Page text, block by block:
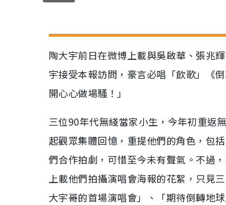
陶大宇前日在微博上載與吳啟華、張兆
宇接受本報訪問，豪言必唱「飲歌」《
開心心做場騷！」
三位90年代無綫當家小生，今年初重返
起觀眾集體回憶，重提他們的角色，包
們合作拍劇，可惜至今未有聲氣。不過
上載他們拍攝演唱會海報的花絮，只見
大宇哥的首場演唱會」、「期待倒轉地